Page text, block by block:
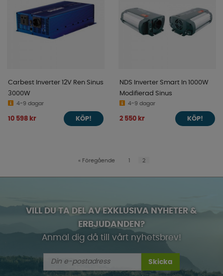
Carbest Inverter 12V Ren Sinus
3000W
4-9 dagar
10 598 kr KÖP!
NDS Inverter Smart In 1000W
Modifierad Sinus
4-9 dagar
2 550 kr KÖP!
« Föregående 1 2
VILL DU TA DEL AV EXKLUSIVA NYHETER &
ERBJUDANDEN?
Anmäl dig då till vårt nyhetsbrev!
Skicka